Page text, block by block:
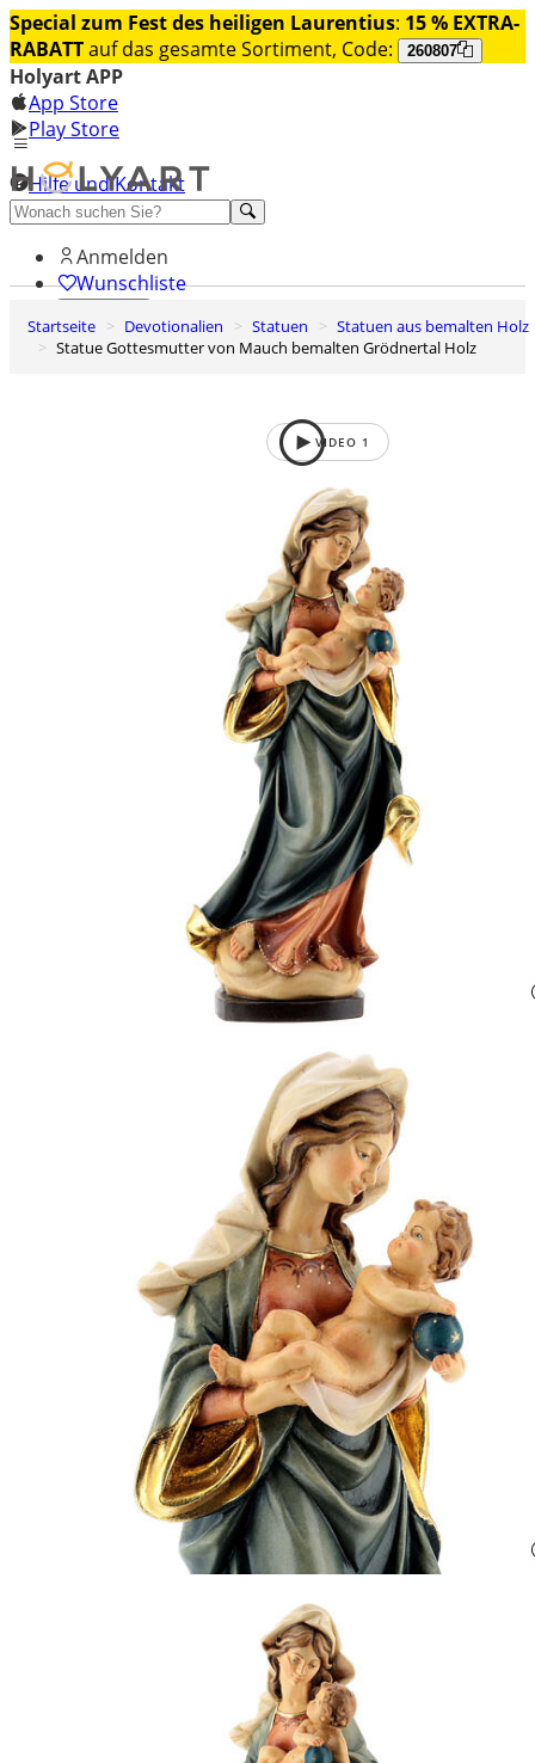
Special zum Fest des heiligen Laurentius: 15 % EXTRA-
RABATTauf das gesamte Sortiment, Code: 260807
Holyart APP
App Store
Play Store
Hilfe und Kontakt
Entdecken Sie Premium
Anmelden
Wunschliste
0
Warenkorb
Startseite Devotionalien Statuen
Statuen aus bemalten Holz
Statue Gottesmutter von Mauch bemalten Grödnertal Holz
VIDEO 1